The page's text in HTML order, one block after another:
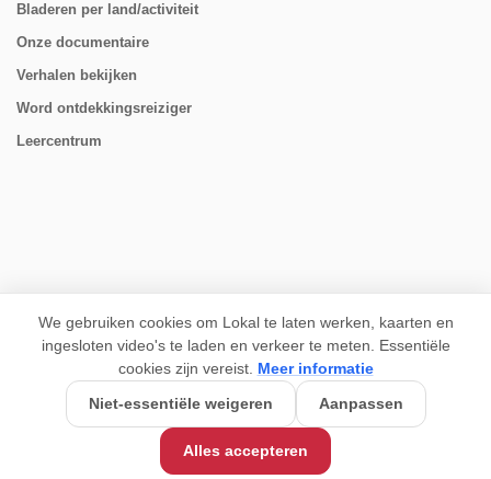
Basisprijs: USD 70/person
Boeking aanvragen Stel een vraag
Bladeren per land/activiteit
Onze documentaire
Verhalen bekijken
Word ontdekkingsreiziger
Leercentrum
We gebruiken cookies om Lokal te laten werken, kaarten en
ingesloten video's te laden en verkeer te meten. Essentiële
cookies zijn vereist. Meer informatie
Niet-essentiële weigeren
Aanpassen
Alles accepteren